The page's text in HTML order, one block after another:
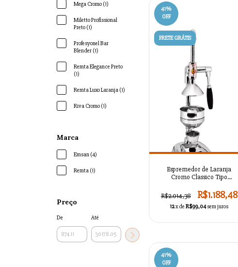
Mega Cromo (1)
Miletto Profissional
Preto (1)
Profesyonel Bar
Blender (1)
Remta Elegance Preto
(1)
Remta Luxo Laranja (1)
Riva Cromo (1)
Marca
Emsan (4)
Remta (1)
Preço
De Até
41%
OFF
FRETE GRÁTIS
Espremedor de Laranja
Cromo Classico Tipo
R$2.014,38
R$1.188,48
12x deR$99,04sem juros
41%
OFF